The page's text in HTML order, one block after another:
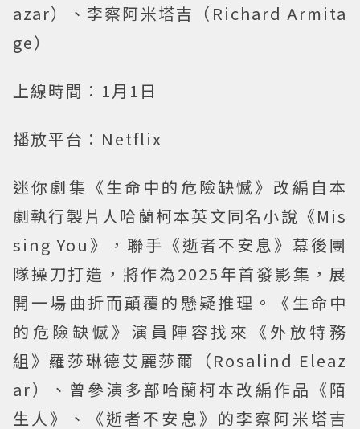
azar）、李察阿米塔吉（Richard Armita
ge）
上線時間：1月1日
播放平台：Netflix
迷你劇集《生命中的危險缺憾》改編自本
劇執行製片人哈蘭柯本英文同名小說《Mis
sing You》，聯手《逝者不安息》幕後團
隊操刀打造，將作為2025年首發影集，展
開一場曲折而顛覆的懸疑推理。《生命中
的危險缺憾》演員陣容找來《外放特務
組》羅莎琳德艾麗莎爾（Rosalind Eleaz
ar）、曾參演多部哈蘭柯本改編作品《陌
生人》、《逝者不安息》的李察阿米塔吉